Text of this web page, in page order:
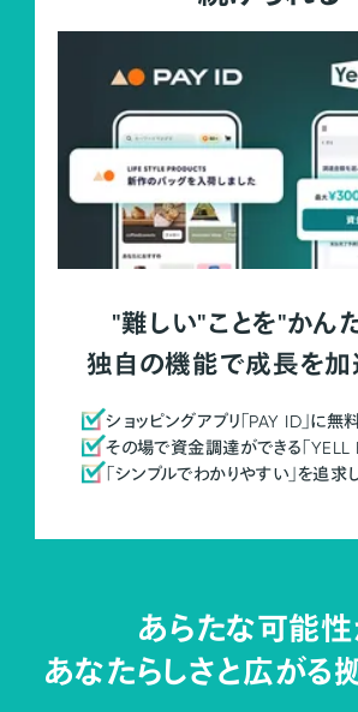
"難しい"ことを"かん
独自の機能で成長を加
ショッピングアプリ「PAY ID」に無
その場で資金調達ができる「YELL
「シンプルでわかりやすい」を追求
あらたな可能性
あなたらしさと広がる